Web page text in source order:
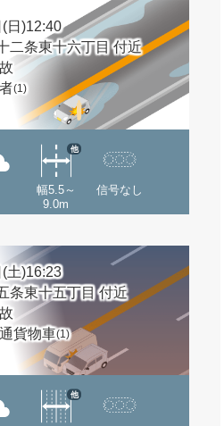
日)12:40
二条東十六丁目 付近
(1)
幅5.5～
9.0m
他
信号なし
土)16:23
条東十五丁目 付近
貨物車(1)
他